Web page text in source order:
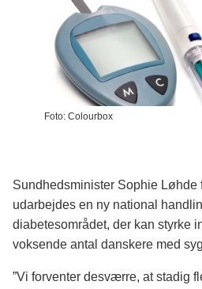
Foto: Colourbox
Sundhedsminister Sophie Løhde
udarbejdes en ny national
diabetesområdet, der kan styrke
voksende antal danskere med
”Vi forventer desværre, at stadig